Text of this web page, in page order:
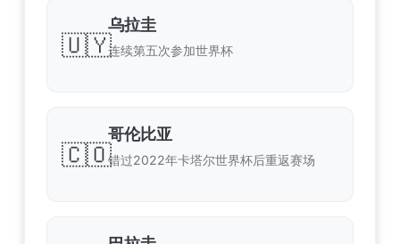
🇺🇾
乌拉圭
连续第五次参加世界杯
🇨🇴
哥伦比亚
错过2022年卡塔尔世界杯后重返赛场